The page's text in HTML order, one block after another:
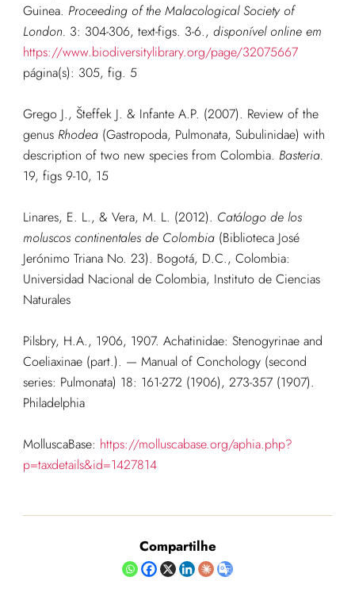
Guinea. Proceeding of the Malacological Society of
London. 3: 304-306, text-figs. 3-6., disponível online em
https://www.biodiversitylibrary.org/page/32075667
página(s): 305, fig. 5
Grego J., Šteffek J. & Infante A.P. (2007). Review of the
genus Rhodea(Gastropoda, Pulmonata, Subulinidae) with
description of two new species from Colombia. Basteria.
19, figs 9-10, 15
Linares, E. L., & Vera, M. L. (2012). Catálogo de los
moluscos continentales de Colombia(Biblioteca José
Jerónimo Triana No. 23). Bogotá, D.C., Colombia:
Universidad Nacional de Colombia, Instituto de Ciencias
Naturales
Pilsbry, H.A., 1906, 1907. Achatinidae: Stenogyrinae and
Coeliaxinae (part.). — Manual of Conchology (second
series: Pulmonata) 18: 161-272 (1906), 273-357 (1907).
Philadelphia
MolluscaBase: https://molluscabase.org/aphia.php?
p=taxdetails&id=1427814
Compartilhe